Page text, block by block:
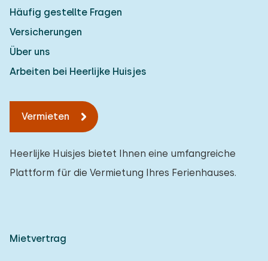
Häufig gestellte Fragen
Versicherungen
Über uns
Arbeiten bei Heerlijke Huisjes
Vermieten
Heerlijke Huisjes bietet Ihnen eine umfangreiche
Plattform für die Vermietung Ihres Ferienhauses.
Mietvertrag